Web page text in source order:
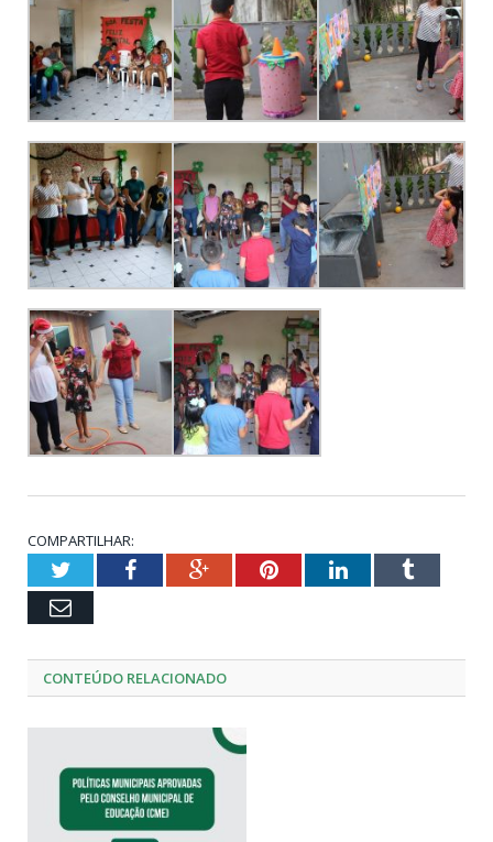
COMPARTILHAR:
TwitterFacebookGoogle+PinterestLinkedInTumblr
Email
CONTEÚDO RELACIONADO